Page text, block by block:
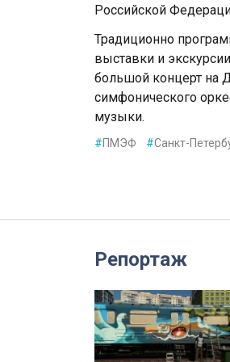
Российской
Традиционно
выставки и
большой концерт на
симфонического
музыки.
#ПМЭФ #Санкт-
Репортаж